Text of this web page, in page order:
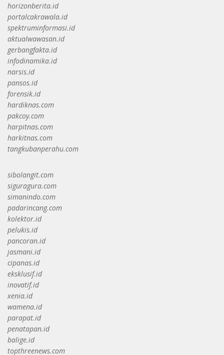
horizonberita.id
portalcakrawala.id
spektruminformasi.id
aktualwawasan.id
gerbangfakta.id
infodinamika.id
narsis.id
pansos.id
forensik.id
hardiknas.com
pakcoy.com
harpitnas.com
harkitnas.com
tangkubanperahu.com
sibolangit.com
siguragura.com
simanindo.com
padarincang.com
kolektor.id
pelukis.id
pancoran.id
jasmani.id
cipanas.id
eksklusif.id
inovatif.id
xenia.id
wamena.id
parapat.id
penatapan.id
balige.id
topthreenews.com